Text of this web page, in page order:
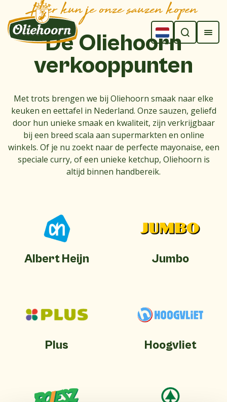
Hier kun je onze sauzen kopen
De Oliehoorn
verkooppunten
Met trots brengen we bij Oliehoorn smaak naar elke
keuken en eettafel in Nederland. Onze sauzen, geliefd
door hun unieke smaak en kwaliteit, zijn verkrijgbaar
bij een breed scala aan supermarkten en online
winkels. Of je nu zoekt naar de perfecte mayonaise, een
speciale curry, of een unieke ketchup, Oliehoorn is
altijd binnen handbereik.
Albert Heijn Jumbo
Plus Hoogvliet